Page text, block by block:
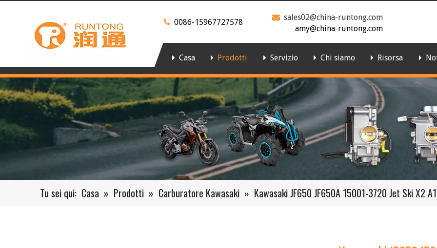
 0086-15967727578
 sales02@china-runtong.com
amy@china-runtong.com
Casa Prodotti Servizio Chi siamo Risorsa
Tu sei qui: Casa » Prodotti » Carburatore Kawasaki » Kawasaki JF650 JF650A 15001-3720 Jet Ski X2